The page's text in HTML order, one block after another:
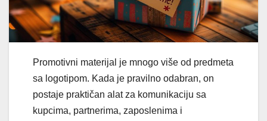
Promotivni materijal je mnogo više od predmeta
sa logotipom. Kada je pravilno odabran, on
postaje praktičan alat za komunikaciju sa
kupcima, partnerima, zaposlenima i